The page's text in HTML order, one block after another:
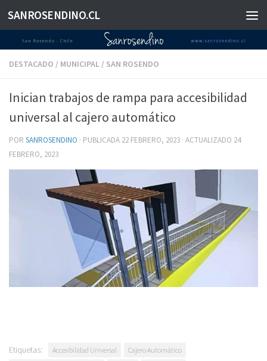
Saltar al contenido
SANROSENDINO.CL
DESTACADO / MUNICIPAL / SAN ROSENDO
Inician trabajos de rampa para accesibilidad
universal al cajero automático
POR SANROSENDINO · PUBLICADA 22 FEBRERO, 2023 · ACTUALIZADO 24
FEBRERO, 2023
Etiquetas: Accesibilidad Universal
Cajero Automático